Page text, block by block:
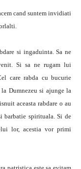
cand suntem invidiati
si ingaduinta. Sa ne
Si sa ne rugam lui
care rabda cu bucurie
la Dumnezeu si ajunge la
aceasta rabdare o au
spirituala. Si de
lor, acestia vor primi